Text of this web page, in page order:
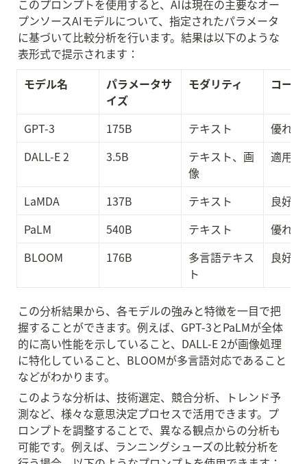
このプロンプトを使用すると、AIは現在の主要なオー
プンソースAIモデルについて、指定されたパラメータ
に基づいて比較分析を行います。結果は以下のような
表形式で提示されます：
モデル名
パラメータサ
イズ
モダリティ コー
GPT-3 175B テキスト
優れて
DALL-E 2
3.5B
テキスト、画
像
適用外
LaMDA 137B テキスト
良好
PaLM
540B テキスト
優れて
BLOOM
176B
多言語テキス
ト
良好
この分析結果から、各モデルの強みと特徴を一目で把
握することができます。例えば、GPT-3とPaLMが全体
的に高い性能を示していること、DALL-E 2が画像処理
に特化していること、BLOOMが多言語対応であること
などがわかります。
このような分析は、技術選定、競合分析、トレンド予
測など、様々な意思決定プロセスで活用できます。プ
ロンプトを調整することで、異なる観点からの分析も
可能です。例えば、ランニングシューズの比較分析を